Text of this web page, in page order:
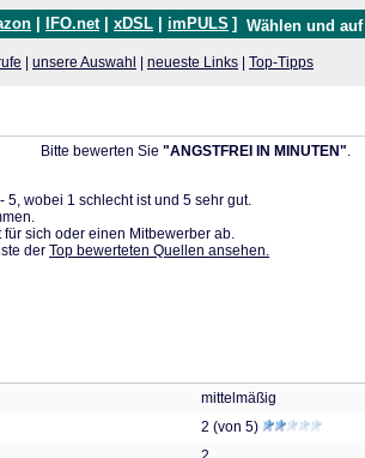
IFO.net xDSL imPULS ] Wählen und auf
unsere Auswahl neueste Links Top-Tipps
Bitte bewerten Sie "ANGSTFREI IN MINUTEN".
5, wobei 1 schlecht ist und 5 sehr gut.
für sich oder einen Mitbewerber ab.
der Top bewerteten Quellen ansehen.
mittelmäßig
2 (von 5)